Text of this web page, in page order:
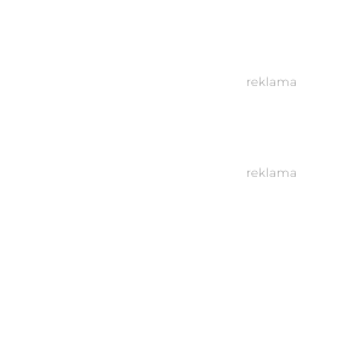
reklama
reklama